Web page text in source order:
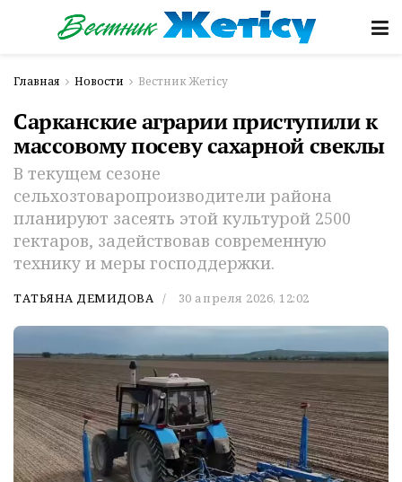
Главная Новости Вестник Жетісу
Сарканские аграрии приступили к
массовому посеву сахарной свеклы
В текущем сезоне
сельхозтоваропроизводители района
планируют засеять этой культурой 2500
гектаров, задействовав современную
технику и меры господдержки.
ТАТЬЯНА ДЕМИДОВА 30 апреля 2026, 12:02